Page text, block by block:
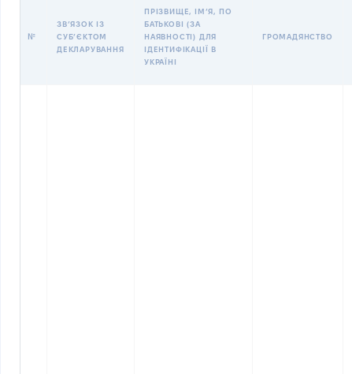
№
ЗВʼЯЗОК ІЗ
СУБʼЄКТОМ
ДЕКЛАРУВАННЯ
ПРІЗВИЩЕ, ІМʼЯ, ПО
БАТЬКОВІ (ЗА
НАЯВНОСТІ) ДЛЯ
ІДЕНТИФІКАЦІЇ В
УКРАЇНІ
ГРОМАДЯНСТВО